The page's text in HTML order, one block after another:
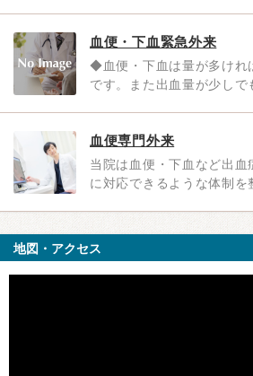
血便・下血緊急外来
◆血便・下血は量が多けれ
です。また出血量が少しで
血便専門外来
当院は血便・下血など出血
に対応できるような体制を
地図・アクセス